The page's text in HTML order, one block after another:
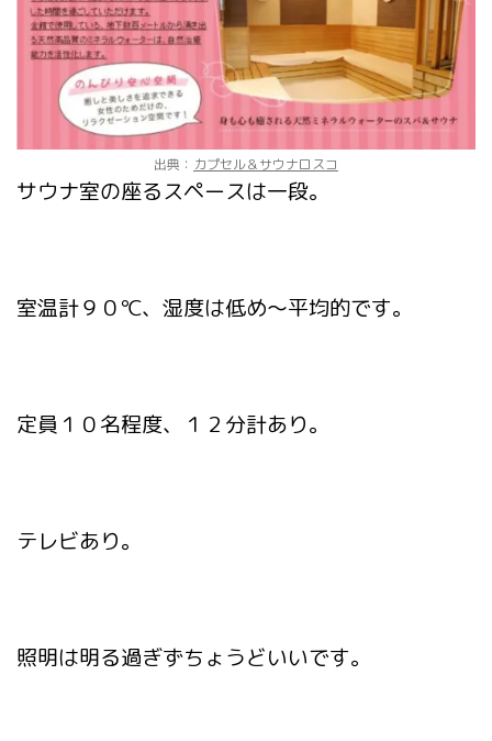
出典： カプセル＆サウナロスコ
サウナ室の座るスペースは一段。
室温計９０℃、湿度は低め～平均的です。
定員１０名程度、１２分計あり。
テレビあり。
照明は明る過ぎずちょうどいいです。